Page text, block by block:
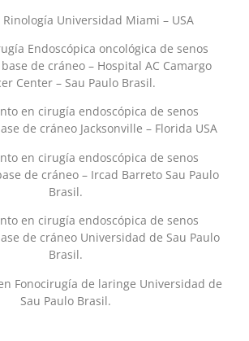
Universidad Miami – USA
Endoscópica oncológica de senos
de cráneo – Hospital AC Camargo
Center – Sau Paulo Brasil.
en cirugía endoscópica de senos
de cráneo Jacksonville – Florida USA
en cirugía endoscópica de senos
de cráneo – Ircad Barreto Sau Paulo
Brasil.
en cirugía endoscópica de senos
de cráneo Universidad de Sau Paulo
Brasil.
Fonocirugía de laringe Universidad de
Sau Paulo Brasil.